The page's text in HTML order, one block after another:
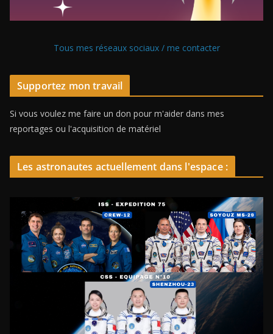
Tous mes réseaux sociaux / me contacter
Supportez mon travail
Si vous voulez me faire un don pour m'aider dans mes
reportages ou l'acquisition de matériel
Les astronautes actuellement dans l'espace :